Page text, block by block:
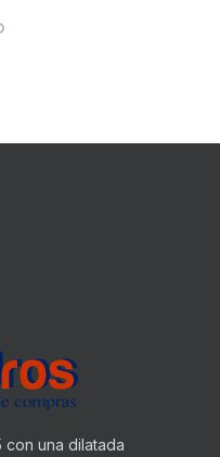
con una dilatada